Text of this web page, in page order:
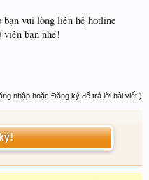
vui lòng liên hệ hotline
viên bạn nhé!
nhập hoặc Đăng ký để trả lời bài viết.)